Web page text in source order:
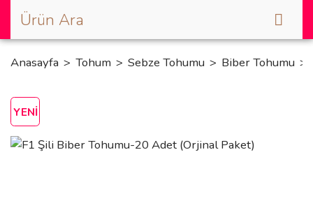
Anasayfa Tohum Sebze Tohumu Biber Tohumu
YENİ